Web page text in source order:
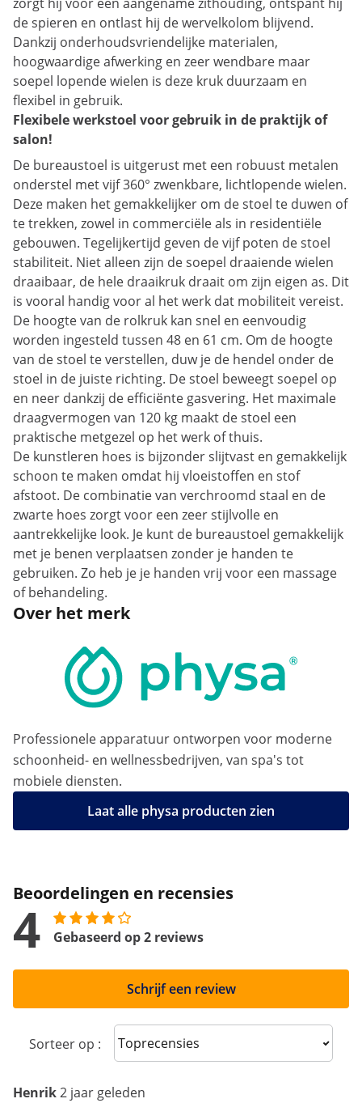
de spieren en ontlast hij de wervelkolom blijvend.
Dankzij onderhoudsvriendelijke materialen,
hoogwaardige afwerking en zeer wendbare maar
soepel lopende wielen is deze kruk duurzaam en
flexibel in gebruik.
Flexibele werkstoel voor gebruik in de praktijk of
salon!
De bureaustoel is uitgerust met een robuust metalen
onderstel met vijf 360° zwenkbare, lichtlopende wielen.
Deze maken het gemakkelijker om de stoel te duwen of
te trekken, zowel in commerciële als in residentiële
gebouwen. Tegelijkertijd geven de vijf poten de stoel
stabiliteit. Niet alleen zijn de soepel draaiende wielen
draaibaar, de hele draaikruk draait om zijn eigen as. Dit
is vooral handig voor al het werk dat mobiliteit vereist.
De hoogte van de rolkruk kan snel en eenvoudig
worden ingesteld tussen 48 en 61 cm. Om de hoogte
van de stoel te verstellen, duw je de hendel onder de
stoel in de juiste richting. De stoel beweegt soepel op
en neer dankzij de efficiënte gasvering. Het maximale
draagvermogen van 120 kg maakt de stoel een
praktische metgezel op het werk of thuis.
De kunstleren hoes is bijzonder slijtvast en gemakkelijk
schoon te maken omdat hij vloeistoffen en stof
afstoot. De combinatie van verchroomd staal en de
zwarte hoes zorgt voor een zeer stijlvolle en
aantrekkelijke look. Je kunt de bureaustoel gemakkelijk
met je benen verplaatsen zonder je handen te
gebruiken. Zo heb je je handen vrij voor een massage
of behandeling.
Over het merk
Professionele apparatuur ontworpen voor moderne
schoonheid- en wellnessbedrijven, van spa's tot
mobiele diensten.
Laat alle physa producten zien
Beoordelingen en recensies
4 Gebaseerd op 2 reviews
Schrijf een review
Sorteer op : Sort reviews
Henrik2 jaar geleden